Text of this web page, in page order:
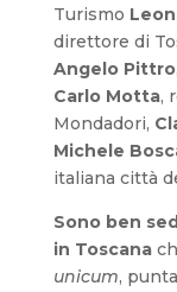
Turismo
direttore di
Angelo Pittro
Carlo Motta,
Mondadori,
Michele
italiana città
Sono ben
in Toscana
unicum,